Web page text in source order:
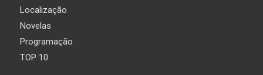
Localização
Novelas
Programação
TOP 10